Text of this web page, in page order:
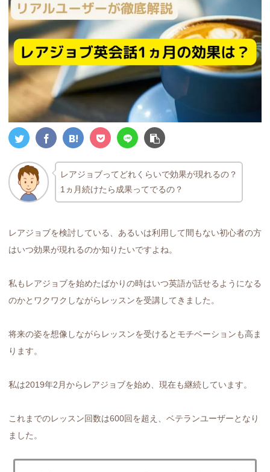
レアジョブってどれくらいで効果が現れるの？
1ヵ月続けたら成果ってでるの？
レアジョブを検討している、あるいは利用して間もない初心者の方
はいつ効果が現れるのか知りたいですよね。
私もレアジョブを始めたばかりの時はいつ英語が話せるようになる
のかとワクワクしながらレッスンを受講してきました。
将来の姿を想像しながらレッスンを受けるとモチベーションも高ま
ります。
私は2019年2月からレアジョブを始め、現在も継続しています。
これまでのレッスン回数は600回を超え、ベテランユーザーとなり
ました。